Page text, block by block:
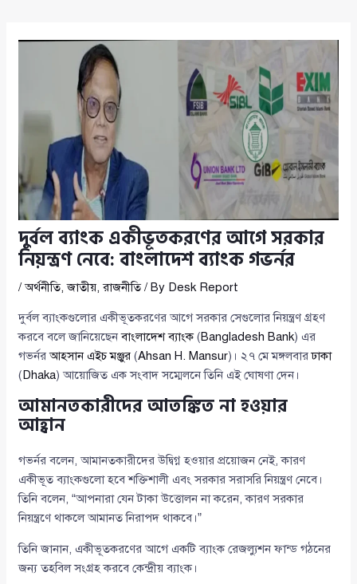
দুর্বল ব্যাংক একীভূতকরণের আগে সরকার
নিয়ন্ত্রণ নেবে: বাংলাদেশ ব্যাংক গভর্নর
/অর্থনীতি,জাতীয়,রাজনীতি/ By Desk Report
দুর্বল ব্যাংকগুলোর একীভূতকরণের আগে সরকার সেগুলোর নিয়ন্ত্রণ গ্রহণ
করবে বলে জানিয়েছেনবাংলাদেশ ব্যাংক(Bangladesh Bank) এর
গভর্নরআহসান এইচ মঞ্জুর (Ahsan H. Mansur)। ২৭ মে মঙ্গলবারঢাকা
( Dhaka) আয়োজিত এক সংবাদ সম্মেলনে তিনি এই ঘোষণা দেন।
আমানতকারীদের আতঙ্কিত না হওয়ার
আহ্বান
গভর্নর বলেন, আমানতকারীদের উদ্বিগ্ন হওয়ার প্রয়োজন নেই, কারণ
একীভূত ব্যাংকগুলো হবে শক্তিশালী এবং সরকার সরাসরি নিয়ন্ত্রণ নেবে।
তিনি বলেন, “আপনারা যেন টাকা উত্তোলন না করেন, কারণ সরকার
নিয়ন্ত্রণে থাকলে আমানত নিরাপদ থাকবে।”
তিনি জানান, একীভূতকরণের আগে একটি ব্যাংক রেজল্যুশন ফান্ড গঠনের
জন্য তহবিল সংগ্রহ করবে কেন্দ্রীয় ব্যাংক।